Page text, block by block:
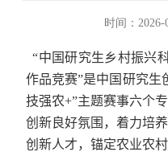
时间：2026-
“中国研究生乡村振兴
作品竞赛”是中国研究生
技强农+”主题赛事六个
创新良好氛围，着力培
创新人才，锚定农业农